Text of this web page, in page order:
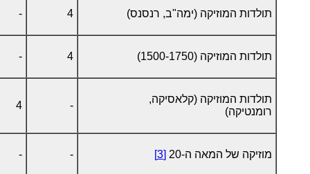
תולדות המוזיקה (ימה"ב, רנסנס) 4
-
תולדות המוזיקה (1500-1750) 4
-
תולדות המוזיקה (קלאסיקה,
רומנטיקה)
-
4
מוזיקה של המאה ה-20 [3]
-
-